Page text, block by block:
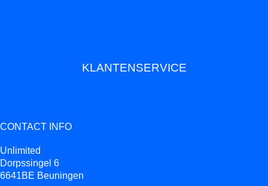
KLANTENSERVICE
CONTACT INFO
Unlimited
Dorpssingel 6
6641BE Beuningen